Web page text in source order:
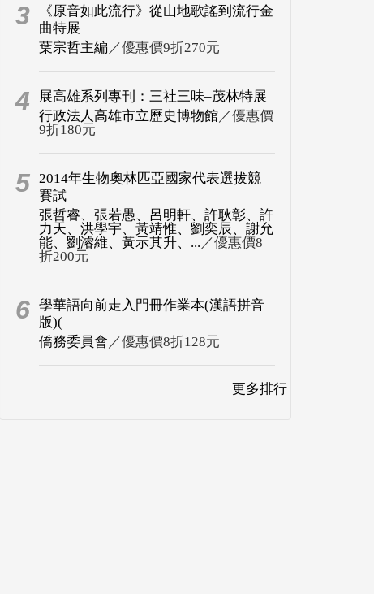
3
《原音如此流行》從山地歌謠到流行金
曲特展
葉宗哲主編 ／優惠價9折270元
4
展高雄系列專刊：三社三味–茂林特展
行政法人高雄市立歷史博物館／優惠價
9折180元
5 2014年生物奧林匹亞國家代表選拔競
賽試
張哲睿、張若愚、呂明軒、許耿彰、許
力天、洪學宇、黃靖惟、劉奕辰、謝允
能、劉濬維、黃示其升、... ／優惠價8
折200元
6 學華語向前走入門冊作業本(漢語拼音
版)(
僑務委員會 ／優惠價8折128元
更多排行